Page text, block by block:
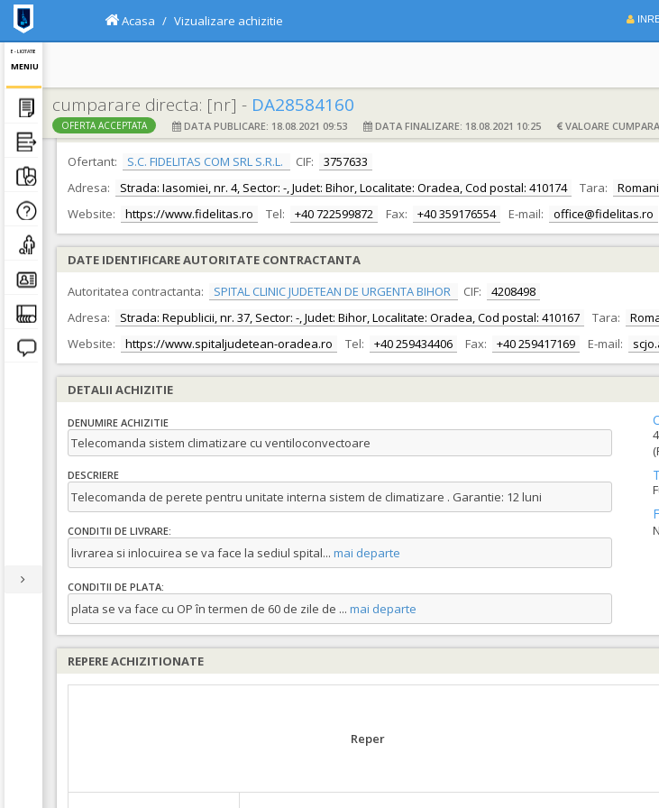
E - LICITATIE
MENIU
Acasa Vizualizare achizitie
cumparare directa: [nr] - DA28584160
OFERTA ACCEPTATA DATA PUBLICARE: 18.08.2021 09:53 DATA FINALIZARE: 18.08.2021 10:25 VALOARE
DATE IDENTIFICARE OFERTANT
Ofertant:
S.C. FIDELITAS COM SRL S.R.L. CIF:
3757633
Adresa:
Strada: Iasomiei, nr. 4, Sector: -, Judet: Bihor, Localitate: Oradea, Cod postal: 410174 Tara:
Website:
https://www.fidelitas.ro Tel: +40 722599872 Fax: +40 359176554 E-mail: office@fidelitas.ro
DATE IDENTIFICARE AUTORITATE CONTRACTANTA
Autoritatea contractanta:
SPITAL CLINIC JUDETEAN DE URGENTA BIHOR CIF:
4208498
Adresa:
Strada: Republicii, nr. 37, Sector: -, Judet: Bihor, Localitate: Oradea, Cod postal: 410167 Tara:
Website:
https://www.spitaljudetean-oradea.ro Tel: +40 259434406 Fax: +40 259417169 E-mail:
DETALII ACHIZITIE
DENUMIRE ACHIZITIE
Telecomanda sistem climatizare cu ventiloconvectoare
DESCRIERE
Telecomanda de perete pentru unitate interna sistem de climatizare . Garantie: 12 luni
CONDITII DE LIVRARE:
livrarea si inlocuirea se va face la sediul spital... mai departe
CONDITII DE PLATA:
plata se va face cu OP în termen de 60 de zile de ... mai departe
REPERE ACHIZITIONATE
Reper